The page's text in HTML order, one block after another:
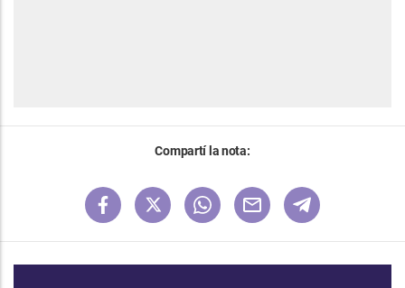
Compartí la nota: